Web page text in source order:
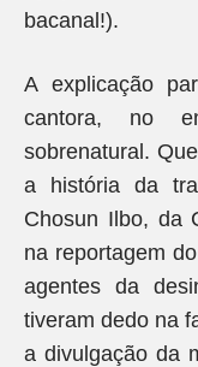
bacanal!).
A explicação
cantora, no
sobrenatural.
a história da
Chosun Ilbo, da
na reportagem
agentes da
tiveram dedo na
a divulgação da